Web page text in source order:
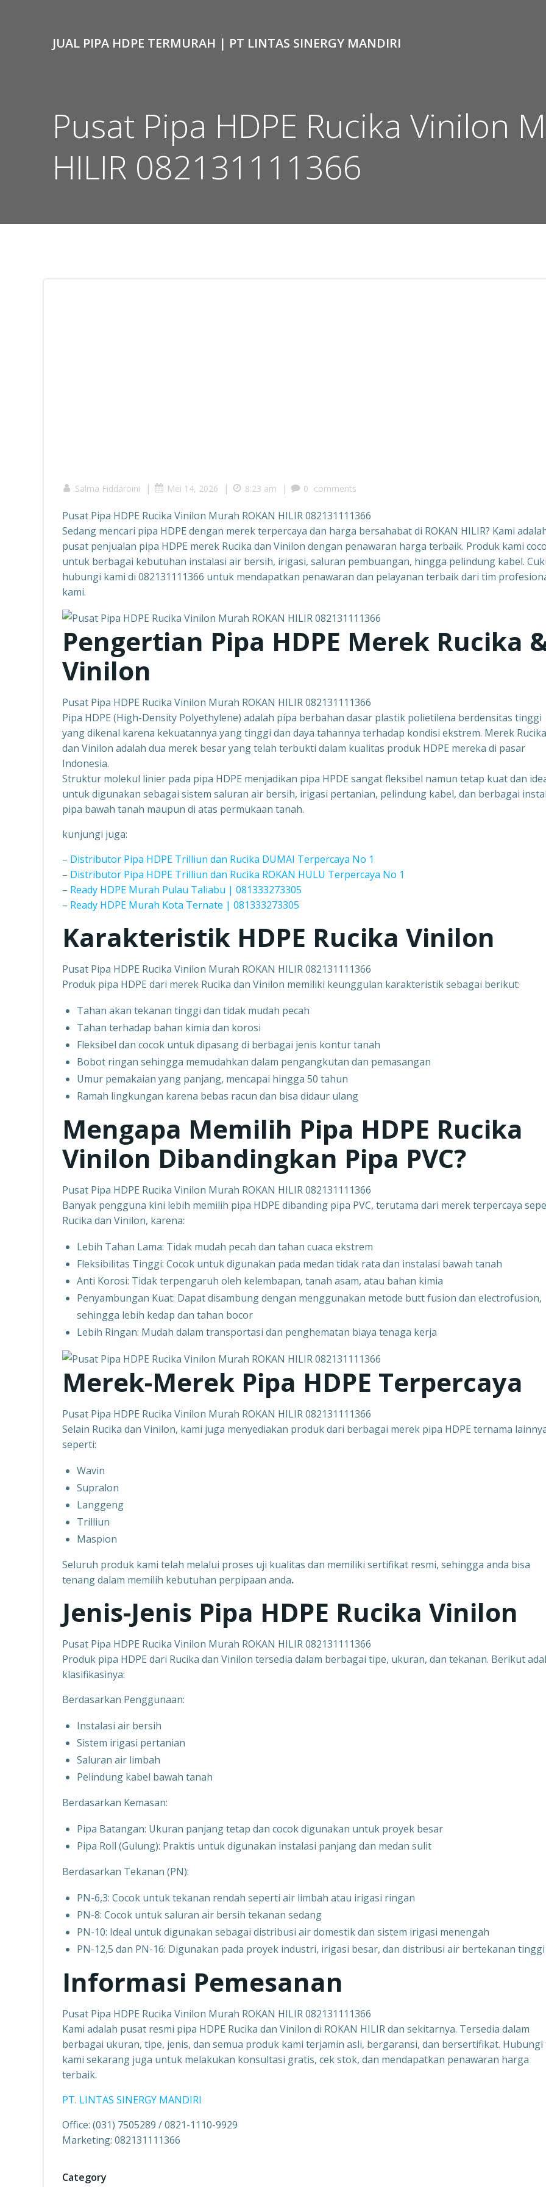
JUAL PIPA HDPE TERMURAH | PT LINTAS SINERGY MANDIRI
Pusat Pipa HDPE Rucika Vinilon
HILIR 082131111366
Salma Fiddaroini | Mei 14, 2026 | 8:23 am | 0 comments
Pusat Pipa HDPE Rucika Vinilon Murah ROKAN HILIR 082131111366
Sedang mencari pipa HDPE dengan merek terpercaya dan harga bersahabat di ROKAN HILIR? Kami
pusat penjualan pipa HDPE merek Rucika dan Vinilon dengan penawaran harga terbaik. Produk kami
untuk berbagai kebutuhan instalasi air bersih, irigasi, saluran pembuangan, hingga pelindung kabel.
hubungi kami di 082131111366 untuk mendapatkan penawaran dan pelayanan terbaik dari tim
kami.
Pengertian Pipa HDPE Merek Rucika
Vinilon
Pusat Pipa HDPE Rucika Vinilon Murah ROKAN HILIR 082131111366
Pipa HDPE (High-Density Polyethylene) adalah pipa berbahan dasar plastik polietilena berdensitas tinggi
yang dikenal karena kekuatannya yang tinggi dan daya tahannya terhadap kondisi ekstrem. Merek Rucika
dan Vinilon adalah dua merek besar yang telah terbukti dalam kualitas produk HDPE mereka di pasar
Indonesia.
Struktur molekul linier pada pipa HDPE menjadikan pipa HPDE sangat fleksibel namun tetap kuat dan
untuk digunakan sebagai sistem saluran air bersih, irigasi pertanian, pelindung kabel, dan berbagai
pipa bawah tanah maupun di atas permukaan tanah.
kunjungi juga:
– Distributor Pipa HDPE Trilliun dan Rucika DUMAI Terpercaya No 1
– Distributor Pipa HDPE Trilliun dan Rucika ROKAN HULU Terpercaya No 1
– Ready HDPE Murah Pulau Taliabu | 081333273305
– Ready HDPE Murah Kota Ternate | 081333273305
Karakteristik HDPE Rucika Vinilon
Pusat Pipa HDPE Rucika Vinilon Murah ROKAN HILIR 082131111366
Produk pipa HDPE dari merek Rucika dan Vinilon memiliki keunggulan karakteristik sebagai berikut:
Tahan akan tekanan tinggi dan tidak mudah pecah
Tahan terhadap bahan kimia dan korosi
Fleksibel dan cocok untuk dipasang di berbagai jenis kontur tanah
Bobot ringan sehingga memudahkan dalam pengangkutan dan pemasangan
Umur pemakaian yang panjang, mencapai hingga 50 tahun
Ramah lingkungan karena bebas racun dan bisa didaur ulang
Mengapa Memilih Pipa HDPE Rucika
Vinilon Dibandingkan Pipa PVC?
Pusat Pipa HDPE Rucika Vinilon Murah ROKAN HILIR 082131111366
Banyak pengguna kini lebih memilih pipa HDPE dibanding pipa PVC, terutama dari merek terpercaya
Rucika dan Vinilon, karena:
Lebih Tahan Lama: Tidak mudah pecah dan tahan cuaca ekstrem
Fleksibilitas Tinggi: Cocok untuk digunakan pada medan tidak rata dan instalasi bawah tanah
Anti Korosi: Tidak terpengaruh oleh kelembapan, tanah asam, atau bahan kimia
Penyambungan Kuat: Dapat disambung dengan menggunakan metode butt fusion dan electrofusion,
sehingga lebih kedap dan tahan bocor
Lebih Ringan: Mudah dalam transportasi dan penghematan biaya tenaga kerja
Merek-Merek Pipa HDPE Terpercaya
Pusat Pipa HDPE Rucika Vinilon Murah ROKAN HILIR 082131111366
Selain Rucika dan Vinilon, kami juga menyediakan produk dari berbagai merek pipa HDPE ternama
seperti:
Wavin
Supralon
Langgeng
Trilliun
Maspion
Seluruh produk kami telah melalui proses uji kualitas dan memiliki sertifikat resmi, sehingga anda bisa
tenang dalam memilih kebutuhan perpipaan anda.
Jenis-Jenis Pipa HDPE Rucika Vinilon
Pusat Pipa HDPE Rucika Vinilon Murah ROKAN HILIR 082131111366
Produk pipa HDPE dari Rucika dan Vinilon tersedia dalam berbagai tipe, ukuran, dan tekanan. Berikut
klasifikasinya:
Berdasarkan Penggunaan:
Instalasi air bersih
Sistem irigasi pertanian
Saluran air limbah
Pelindung kabel bawah tanah
Berdasarkan Kemasan:
Pipa Batangan: Ukuran panjang tetap dan cocok digunakan untuk proyek besar
Pipa Roll (Gulung): Praktis untuk digunakan instalasi panjang dan medan sulit
Berdasarkan Tekanan (PN):
PN-6,3: Cocok untuk tekanan rendah seperti air limbah atau irigasi ringan
PN-8: Cocok untuk saluran air bersih tekanan sedang
PN-10: Ideal untuk digunakan sebagai distribusi air domestik dan sistem irigasi menengah
PN-12,5 dan PN-16: Digunakan pada proyek industri, irigasi besar, dan distribusi air bertekanan tinggi
Informasi Pemesanan
Pusat Pipa HDPE Rucika Vinilon Murah ROKAN HILIR 082131111366
Kami adalah pusat resmi pipa HDPE Rucika dan Vinilon di ROKAN HILIR dan sekitarnya. Tersedia dalam
berbagai ukuran, tipe, jenis, dan semua produk kami terjamin asli, bergaransi, dan bersertifikat. Hubungi
kami sekarang juga untuk melakukan konsultasi gratis, cek stok, dan mendapatkan penawaran harga
terbaik.
PT. LINTAS SINERGY MANDIRI
Office: (031) 7505289 / 0821-1110-9929
Marketing: 082131111366
Category